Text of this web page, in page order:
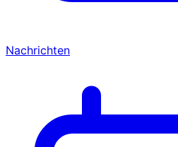
Nachrichten